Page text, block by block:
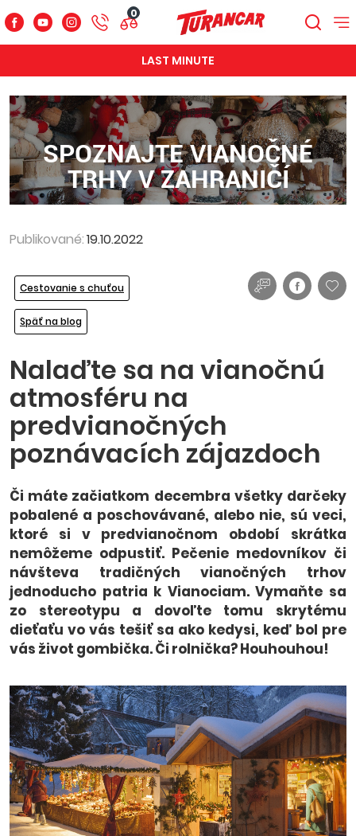
0
LAST MINUTE
SPOZNAJTE VIANOČNÉ
TRHY V ZAHRANIČÍ
Publikované:19.10.2022
Cestovanie s chuťou
Späť na blog
Nalaďte sa na vianočnú
atmosféru na
predvianočných
poznávacích zájazdoch
Či máte začiatkom decembra všetky darčeky
pobalené a poschovávané, alebo nie, sú veci,
ktoré si v predvianočnom období skrátka
nemôžeme odpustiť. Pečenie medovníkov či
návšteva tradičných vianočných trhov
jednoducho patria k Vianociam. Vymaňte sa
zo stereotypu a dovoľte tomu skrytému
dieťaťu vo vás tešiť sa ako kedysi, keď bol pre
vás život gombička. Či rolnička? Houhouhou!